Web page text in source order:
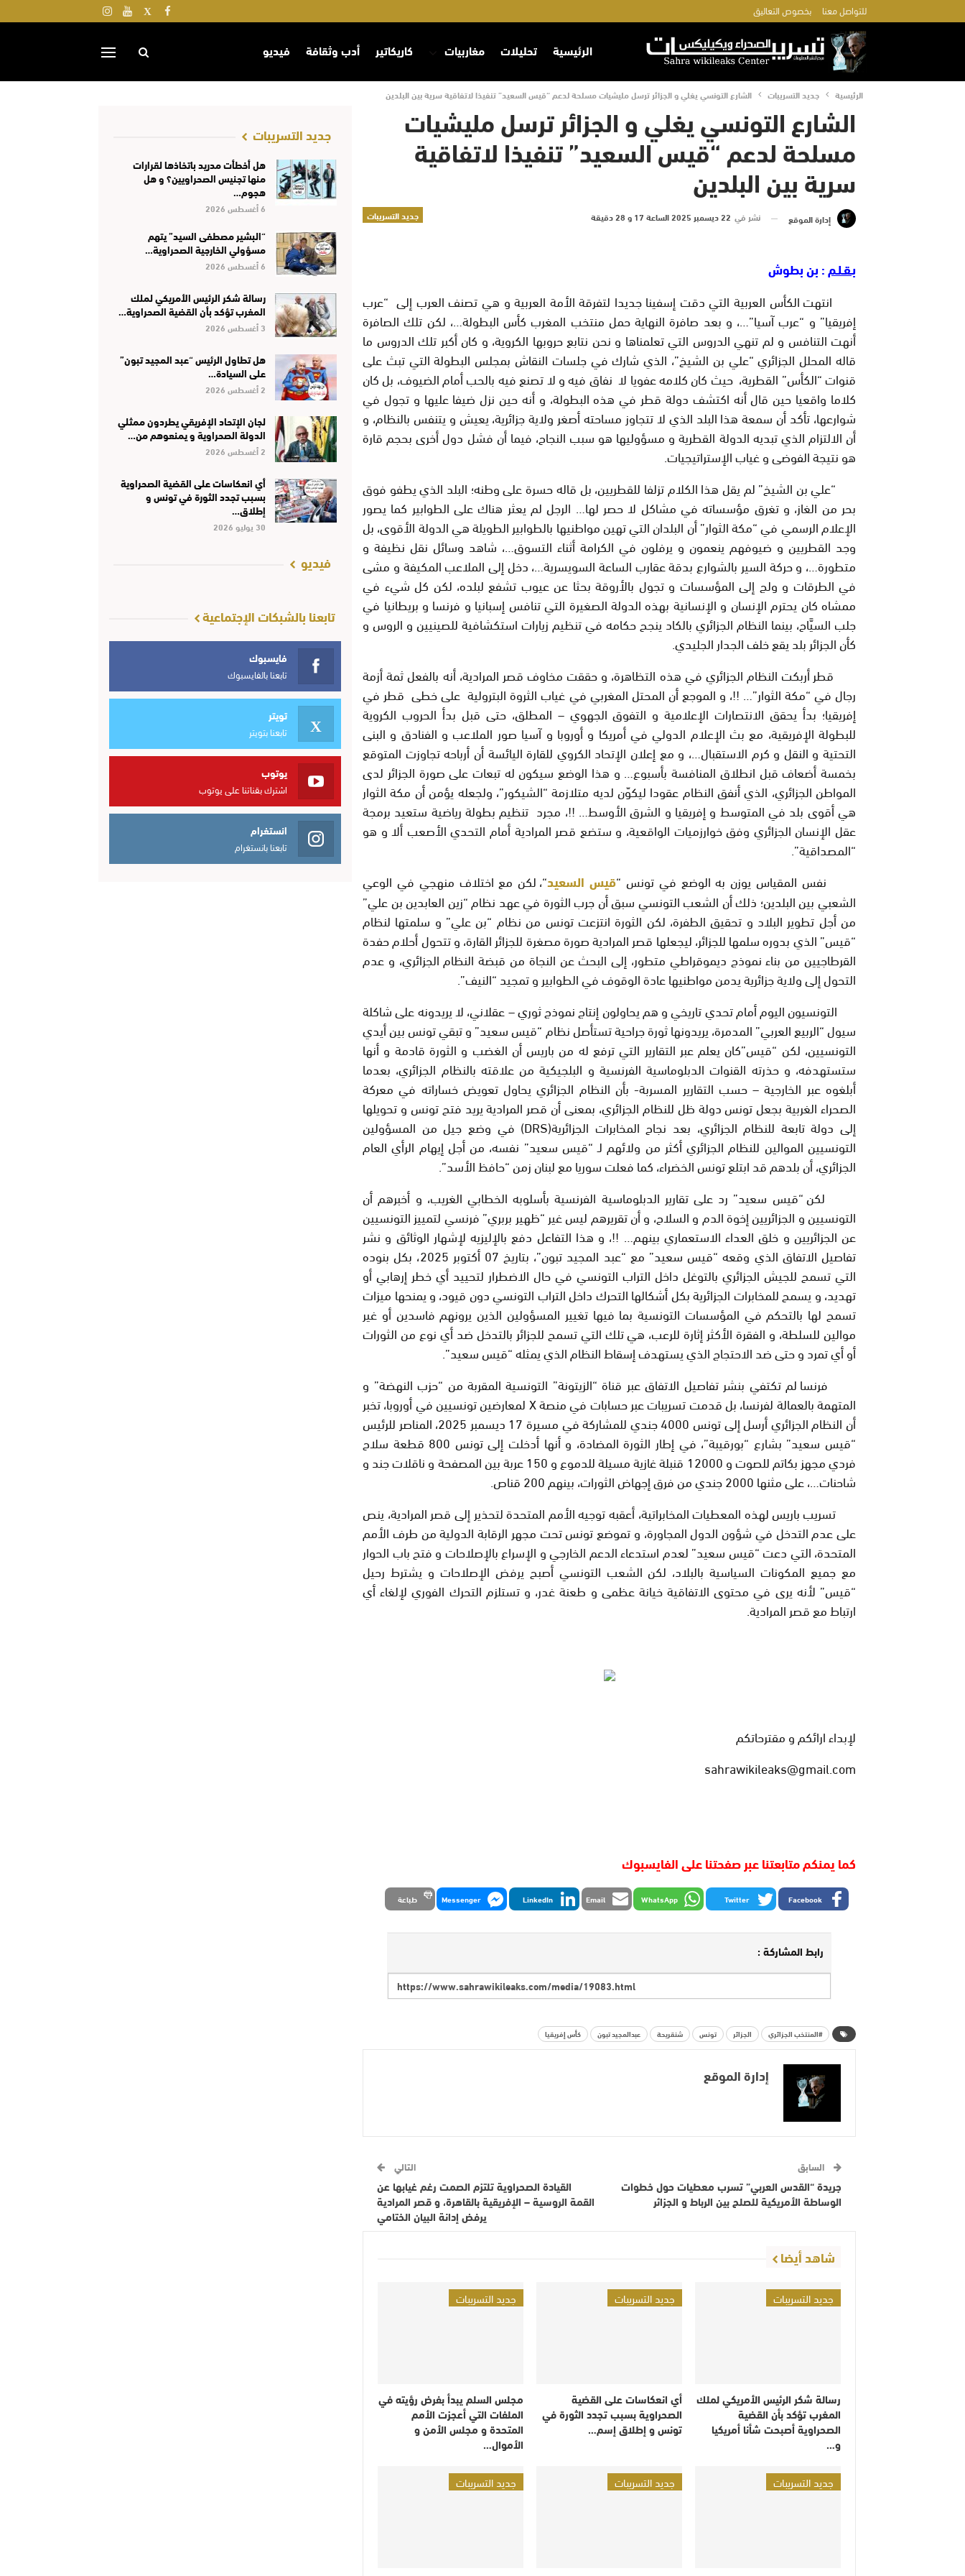
للتواصل معنا بخصوص التعاليق
الرئيسية تحليلات مغاربيات كاريكاتير أدب وثقافة فيديو
الرئيسية جديد التسريبات الشارع التونسي يغلي و الجزائر ترسل مليشيات مسلحة لدعم “قيس السعيد” تنفيذا لاتفاقية سرية بين البلدين
الشارع التونسي يغلي و الجزائر ترسل مليشيات
مسلحة لدعم “قيس السعيد” تنفيذا لاتفاقية
سرية بين البلدين
جديد التسريبات إدارة الموقع نشر في 22 ديسمبر 2025 الساعة 17 و 28 دقيقة
بـقـلـم: بن بطوش
انتهت الكأس العربية التي دقت إسفينا جديدا لتفرقة الأمة العربية و هي تصنف العرب إلى “عرب
إفريقيا” و “عرب آسيا”…، و بعد صافرة النهاية حمل منتخب المغرب كأس البطولة…، لكن تلك الصافرة
أنهت التنافس و لم تنهي الدروس التي تعلمناها و نحن نتابع حروبها الكروية، و كان أكبر تلك الدروس ما
قاله المحلل الجزائري “علي بن الشيخ”، الذي شارك في جلسات النقاش بمجلس البطولة التي تبث على
قنوات “الكأس” القطرية، حيث كان كلامه عفويا لا نفاق فيه و لا تصنع فيه بالحب أمام الضيوف، بل كان
كلاما واقعيا حين قال أنه اكتشف دولة قطر في هذه البطولة، و أنه حين نزل ضيفا عليها و تجول في
شوارعها، تأكد أن سمعة هذا البلد الذي لا تتجاوز مساحته أصغر ولاية جزائرية، يعيش و يتنفس بالنظام، و
أن الالتزام الذي تبديه الدولة القطرية و مسؤوليها هو سبب النجاح، فيما أن فشل دول أخرى بحجم قارة
هو نتيجة الفوضى و غياب الإستراتيجيات.
“علي بن الشيخ” لم يقل هذا الكلام تزلفا للقطريين، بل قاله حسرة على وطنه؛ البلد الذي يطفو فوق
بحر من الغاز، و تغرق مؤسساته في مشاكل لا حصر لها… الرجل لم يعثر هناك على الطوابير كما يصور
الإعلام الرسمي في “مكة الثوار” أن البلدان التي تهين مواطنيها بالطوابير الطويلة هي الدولة الأقوى، بل
وجد القطريين و ضيوفهم ينعمون و يرفلون في الكرامة أثناء التسوق…، شاهد وسائل نقل نظيفة و
متطورة…، و حركة السير بالشوارع بدقة عقارب الساعة السويسرية…، دخل إلى الملاعب المكيفة و مشى
في الطرقات و ولج إلى المؤسسات و تجول بالأروقة بحثا عن عيوب تشفع لبلده، لكن كل شيء في
ممشاه كان يحترم الإنسان و الإنسانية بهذه الدولة الصغيرة التي تنافس إسبانيا و فرنسا و بريطانيا في
جلب السيَّاح، بينما النظام الجزائري بالكاد ينجح حكامه في تنظيم زيارات استكشافية للصينيين و الروس و
كأن الجزائر بلد يقع خلف الجدار الجليدي.
قطر أربكت النظام الجزائري في هذه التظاهرة، و حققت مخاوف قصر المرادية، أنه بالفعل ثمة أزمة
رجال في “مكة الثوار”… !!، و الموجع أن المحتل المغربي في غياب الثروة البترولية على خطى قطر في
إفريقيا؛ بدأ يحقق الانتصارات الإعلامية و التفوق الجهوي – المطلق، حتى قبل بدأ الحروب الكروية
للبطولة الإفريقية، مع بث الإعلام الدولي في أمريكا و أوروبا و آسيا صور الملاعب و الفنادق و البنى
التحتية و النقل و كرم الاستقبال…، و مع إعلان الإتحاد الكروي للقارة اليائسة أن أرباحه تجاوزت المتوقع
بخمسة أضعاف قبل انطلاق المنافسة بأسبوع… و هذا الوضع سيكون له تبعات على صورة الجزائر لدى
المواطن الجزائري، الذي أنفق النظام عقودا ليكوّن لديه متلازمة “الشيكور”، ولجعله يؤمن أن مكة الثوار
هي أقوى بلد في المتوسط و إفريقيا و الشرق الأوسط… !!، مجرد تنظيم بطولة رياضية ستعيد برمجة
عقل الإنسان الجزائري وفق خوارزميات الواقعية، و ستضع قصر المرادية أمام التحدي الأصعب ألا و هو
“المصداقية”.
نفس المقياس يوزن به الوضع في تونس “قيس السعيد“، لكن مع اختلاف منهجي في الوعي
الشعبي بين البلدين؛ ذلك أن الشعب التونسي سبق أن جرب الثورة في عهد نظام “زين العابدين بن علي”
من أجل تطوير البلاد و تحقيق الطفرة، لكن الثورة انتزعت تونس من نظام “بن علي” و سلمتها لنظام
“قيس” الذي بدوره سلمها للجزائر، ليجعلها قصر المرادية صورة مصغرة للجزائر القارة، و تتحول أحلام حفدة
القرطاجيين من بناء نموذج ديموقراطي متطور، إلى البحث عن النجاة من قبضة النظام الجزائري، و عدم
التحول إلى ولاية جزائرية يدمن مواطنيها عادة الوقوف في الطوابير و تمجيد “النيف”.
التونسيون اليوم أمام تحدي تاريخي و هم يحاولون إنتاج نموذج ثوري – عقلاني، لا يريدونه على شاكلة
سيول “الربيع العربي” المدمرة، يريدونها ثورة جراحية تستأصل نظام “قيس سعيد” و تبقي تونس بين أيدي
التونسيين، لكن “قيس”كان يعلم عبر التقارير التي ترفع له من باريس أن الغضب و الثورة قادمة و أنها
ستستهدفه، و حذرته القنوات الدبلوماسية الفرنسية و البلجيكية من علاقته بالنظام الجزائري، بعدما
أبلغوه عبر الخارجية – حسب التقارير المسربة- بأن النظام الجزائري يحاول تعويض خساراته في معركة
الصحراء الغربية بجعل تونس دولة ظل للنظام الجزائري، بمعنى أن قصر المرادية يريد فتح تونس و تحويلها
إلى دولة تابعة للنظام الجزائري، بعد نجاح المخابرات الجزائرية(DRS) في وضع جيل من المسؤولين
التونسيين الموالين للنظام الجزائري أكثر من ولائهم لـ “قيس سعيد” نفسه، من أجل إيهام الرأي العام
الجزائري، أن بلدهم قد ابتلع تونس الخضراء، كما فعلت سوريا مع لبنان زمن “حافظ الأسد”.
لكن “قيس سعيد” رد على تقارير الدبلوماسية الفرنسية بأسلوبه الخطابي الغريب، و أخبرهم أن
التونسيين و الجزائريين إخوة الدم و السلاح، و أن تقريرهم ليس غير “ظهير بربري” فرنسي لتمييز التونسيين
عن الجزائريين و خلق العداء الاستعماري بينهم… !!، و هذا التفاعل دفع بالإليزيه لإشهار الوثائق و نشر
تفاصيل الاتفاق الذي وقعه “قيس سعيد” مع “عبد المجيد تبون”، بتاريخ 07 أكتوبر 2025، بكل بنوده
التي تسمح للجيش الجزائري بالتوغل داخل التراب التونسي في حال الاضطرار لتحييد أي خطر إرهابي أو
تهديد، و يسمح للمخابرات الجزائرية بكل أشكالها التحرك داخل التراب التونسي دون قيود، و يمنحها ميزات
تسمح لها بالتحكم في المؤسسات التونسية بما فيها تغيير المسؤولين الذين يرونهم فاسدين أو غير
موالين للسلطة، و الفقرة الأكثر إثارة للرعب، هي تلك التي تسمح للجزائر بالتدخل ضد أي نوع من الثورات
أو أي تمرد و حتى ضد الاحتجاج الذي يستهدف إسقاط النظام الذي يمثله “قيس سعيد”.
فرنسا لم تكتفي بنشر تفاصيل الاتفاق عبر قناة “الزيتونة” التونسية المقربة من “حزب النهضة” و
المتهمة بالعمالة لفرنسا، بل قدمت تسريبات عبر حسابات في منصةXلمعارضين تونسيين في أوروبا، تخبر
أن النظام الجزائري أرسل إلى تونس 4000 جندي للمشاركة في مسيرة 17 ديسمبر 2025، المناصر للرئيس
“قيس سعيد” بشارع “بورقيبة”، في إطار الثورة المضادة، و أنها أدخلت إلى تونس 800 قطعة سلاح
فردي مجهز بكاتم للصوت و 12000 قنبلة غازية مسيلة للدموع و 150 عربة بين المصفحة و ناقلات جند و
شاحنات…، على مثنها 2000 جندي من فرق إجهاض الثورات، بينهم 200 قناص.
تسريب باريس لهذه المعطيات المخابراتية، أعقبه توجيه الأمم المتحدة لتحذير إلى قصر المرادية، ينص
على عدم التدخل في شؤون الدول المجاورة، و تموضع تونس تحت مجهر الرقابة الدولية من طرف الأمم
المتحدة، التي دعت “قيس سعيد” لعدم استدعاء الدعم الخارجي و الإسراع بالإصلاحات و فتح باب الحوار
مع جميع المكونات السياسية بالبلاد، لكن الشعب التونسي أصبح يرفض الإصلاحات و يشترط رحيل
“قيس” لأنه يرى في محتوى الاتفاقية خيانة عظمى و طعنة غدر، و تستلزم التحرك الفوري لإلغاء أي
ارتباط مع قصر المرادية.
لإبداء ارائكم و مقترحاتكم
sahrawikileaks@gmail.com
كما يمنكم متابعتنا عبر صفحتنا على الفايسبوك
Facebook
Twitter
WhatsApp
Email
LinkedIn
Messenger طباعة
رابط المشاركة :
#المنتخب الجزائري الجزائر تونس شنقريحة عبدالمجيد تبون كأس إفريقيا
إدارة الموقع
السابق
جريدة “القدس العربي” تسرب معطيات حول خطوات
الوساطة الأمريكية للصلح بين الرباط و الجزائر
التالي
القيادة الصحراوية تلتزم الصمت رغم غيابها عن
القمة الروسية – الإفريقية بالقاهرة، و قصر المرادية
يرفض إدانة البيان الختامي
شاهد أيضا
جديد التسريبات
رسالة شكر الرئيس الأمريكي لملك
المغرب تؤكد بأن القضية
الصحراوية أصبحت شأنا أمريكيا
و…
جديد التسريبات
أي انعكاسات على القضية
الصحراوية بسبب تجدد الثورة في
تونس و إطلاق إسم…
جديد التسريبات
مجلس السلم يبدأ بفرض رؤيته في
الملفات التي أعجزت الأمم
المتحدة و مجلس الأمن و
الأموال…
جديد التسريبات
جديد التسريبات جديد التسريبات
جديد التسريبات
هل أخطأت مدريد باتخاذها لقرارات
منها تجنيس الصحراويين؟ و هل
هجوم…
6 أغسطس 2026
“البشير مصطفى السيد” يتهم
مسؤولي الخارجية الصحراوية…
6 أغسطس 2026
رسالة شكر الرئيس الأمريكي لملك
المغرب تؤكد بأن القضية الصحراوية…
3 أغسطس 2026
هل تطاول الرئيس “عبد المجيد تبون”
على السيادة…
2 أغسطس 2026
لجان الإتحاد الإفريقي يطردون ممثلي
الدولة الصحراوية و يمنعوهم من…
2 أغسطس 2026
أي انعكاسات على القضية الصحراوية
بسبب تجدد الثورة في تونس و
إطلاق…
30 يوليو 2026
فيديو
تابعنا بالشبكات الإجتماعية
فايسبوك
تابعنا بالفايسبوك
تويتر
تابعنا بتويتر
يوتوب
اشترك بقناتنا على يوتوب
انستغرام
تابعنا بانستغرام